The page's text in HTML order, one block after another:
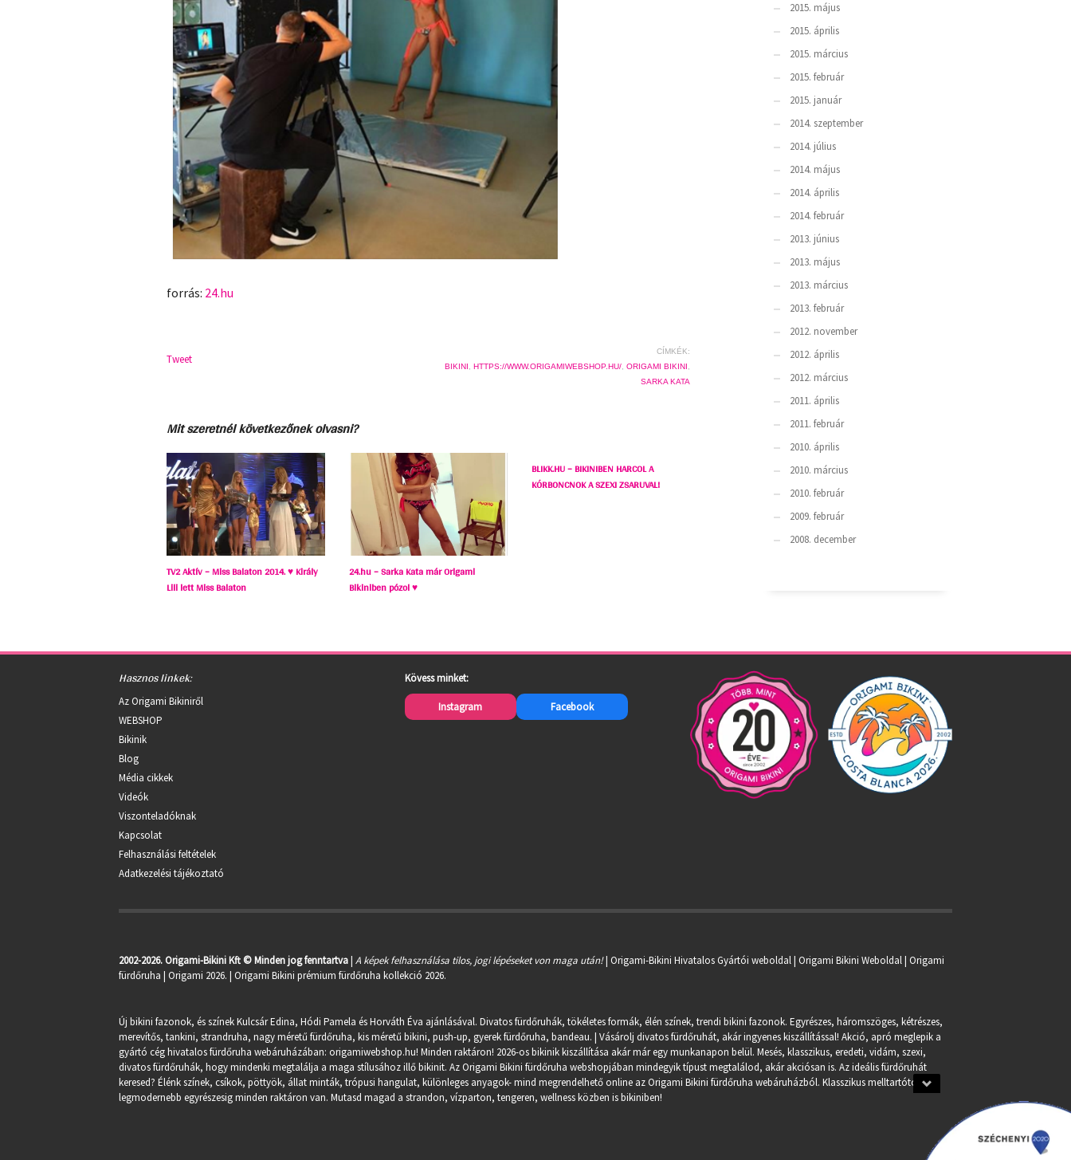
forrás: 24.hu
Tweet
CÍMKÉK:
BIKINI
HTTPS://WWW.ORIGAMIWEBSHOP.HU/, ORIGAMI BIKINI
SARKA KATA
Mit szeretnél következőnek olvasni?
TV2 Aktív – Miss Balaton 2014. ♥ Király
Lili lett Miss Balaton
24.hu – Sarka Kata már Origami
Bikiniben pózol ♥
BLIKK.HU – BIKINIBEN HARCOL A
KÓRBONCNOK A SZEXI ZSARUVAL!
2015. május
2015. április
2015. március
2015. február
2015. január
2014. szeptember
2014. július
2014. május
2014. április
2014. február
2013. június
2013. május
2013. március
2013. február
2012. november
2012. április
2012. március
2011. április
2011. február
2010. április
2010. március
2010. február
2009. február
2008. december
Hasznos linkek:
Az Origami Bikiniről
WEBSHOP
Bikinik
Blog
Média cikkek
Videók
Viszonteladóknak
Kapcsolat
Felhasználási feltételek
Adatkezelési tájékoztató
Kövess minket:
Instagram Facebook
2002-2026. Origami-Bikini Kft © Minden jog fenntartva|A képek felhasználása tilos, jogi lépéseket von maga után!| Origami-Bikini Hivatalos Gyártói weboldal | Origami Bikini Weboldal |Origami
fürdőruha | Origami 2026. | Origami Bikini prémium fürdőruha kollekció 2026.
Új bikini fazonok, és színek Kulcsár Edina, Hódi Pamela és Horváth Éva ajánlásával. Divatos fürdőruhák, tökéletes formák, élén színek, trendi bikini fazonok. Egyrészes, háromszöges, kétrészes,
merevítős, tankini, strandruha, nagy méretű fürdőruha, kis méretű bikini, push-up, gyerek fürdőruha, bandeau. | Vásárolj divatos fürdőruhát, akár ingyenes kiszállítással! Akció, apró meglepik a
gyártó cég hivatalos fürdőruha webáruházában: origamiwebshop.hu! Minden raktáron! 2026-os bikinik kiszállítása akár már egy munkanapon belül. Mesés, klasszikus, eredeti, vidám, szexi,
divatos fürdőruhák, hogy mindenki megtalálja a maga stílusához illő bikinit. Az Origami Bikini fürdőruha webshopjában mindegyik típust megtalálod, akár akciósan is. Az ideális fürdőruhát
keresed? Élénk színek, csíkok, pöttyök, állat minták, trópusi hangulat, különleges anyagok- mind megrendelhető online az Origami Bikini fürdőruha webáruházból. Klasszikus melltartótól a
legmodernebb egyrészesig minden raktáron van. Mutasd magad a strandon, vízparton, tengeren, wellness közben is bikiniben!